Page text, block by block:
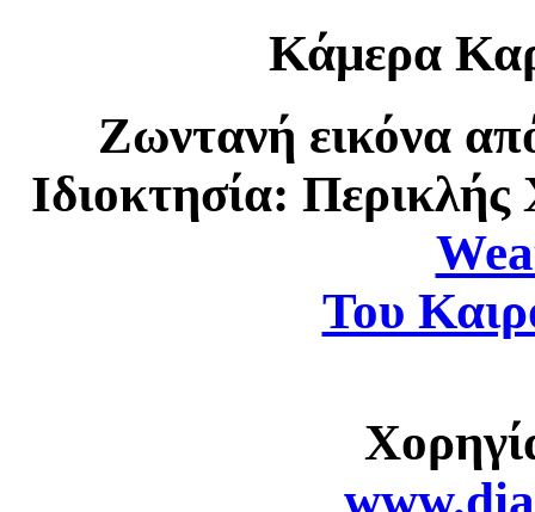
Κάμερα
Ζωντανή εικόνα
Ιδιοκτησία:
Του